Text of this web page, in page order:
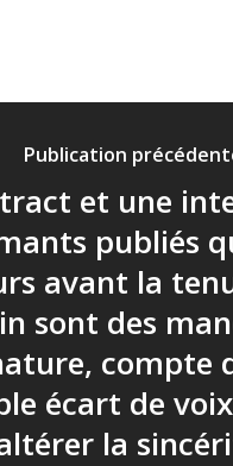
Publication
et une
publiés
avant la
sont des
compte
écart de
la